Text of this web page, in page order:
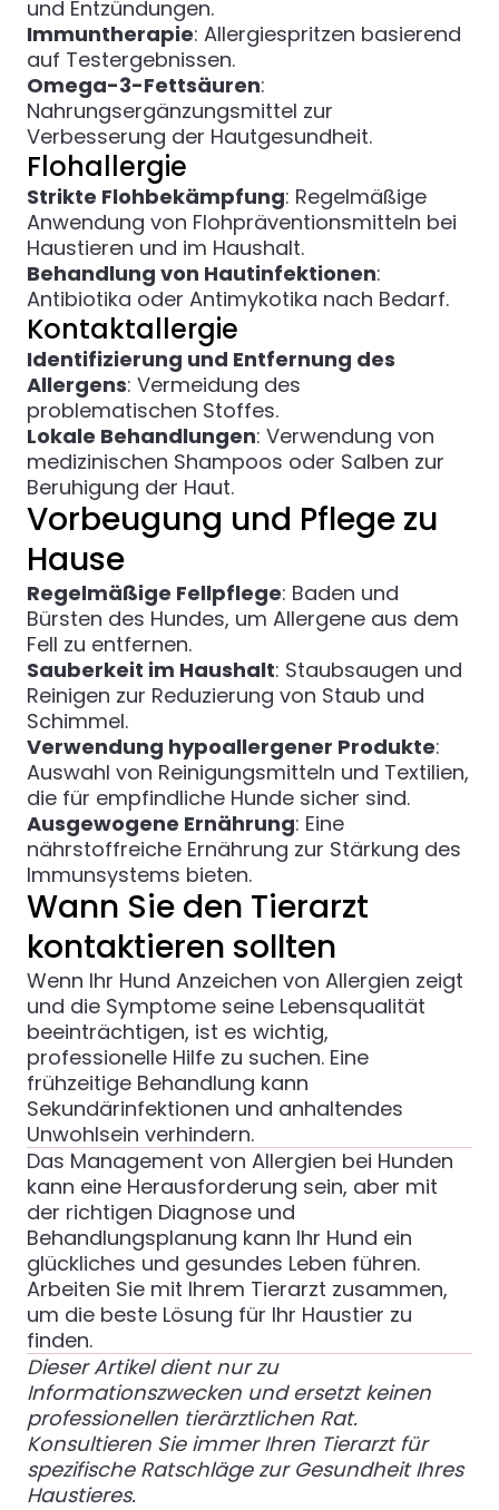
und Entzündungen.
Immuntherapie: Allergiespritzen basierend
auf Testergebnissen.
Omega-3-Fettsäuren:
Nahrungsergänzungsmittel zur
Verbesserung der Hautgesundheit.
Flohallergie
Strikte Flohbekämpfung: Regelmäßige
Anwendung von Flohpräventionsmitteln bei
Haustieren und im Haushalt.
Behandlung von Hautinfektionen:
Antibiotika oder Antimykotika nach Bedarf.
Kontaktallergie
Identifizierung und Entfernung des
Allergens: Vermeidung des
problematischen Stoffes.
Lokale Behandlungen: Verwendung von
medizinischen Shampoos oder Salben zur
Beruhigung der Haut.
Vorbeugung und Pflege zu
Hause
Regelmäßige Fellpflege: Baden und
Bürsten des Hundes, um Allergene aus dem
Fell zu entfernen.
Sauberkeit im Haushalt: Staubsaugen und
Reinigen zur Reduzierung von Staub und
Schimmel.
Verwendung hypoallergener Produkte:
Auswahl von Reinigungsmitteln und Textilien,
die für empfindliche Hunde sicher sind.
Ausgewogene Ernährung: Eine
nährstoffreiche Ernährung zur Stärkung des
Immunsystems bieten.
Wann Sie den Tierarzt
kontaktieren sollten
Wenn Ihr Hund Anzeichen von Allergien zeigt
und die Symptome seine Lebensqualität
beeinträchtigen, ist es wichtig,
professionelle Hilfe zu suchen. Eine
frühzeitige Behandlung kann
Sekundärinfektionen und anhaltendes
Unwohlsein verhindern.
Das Management von Allergien bei Hunden
kann eine Herausforderung sein, aber mit
der richtigen Diagnose und
Behandlungsplanung kann Ihr Hund ein
glückliches und gesundes Leben führen.
Arbeiten Sie mit Ihrem Tierarzt zusammen,
um die beste Lösung für Ihr Haustier zu
finden.
Dieser Artikel dient nur zu
Informationszwecken und ersetzt keinen
professionellen tierärztlichen Rat.
Konsultieren Sie immer Ihren Tierarzt für
spezifische Ratschläge zur Gesundheit Ihres
Haustieres.